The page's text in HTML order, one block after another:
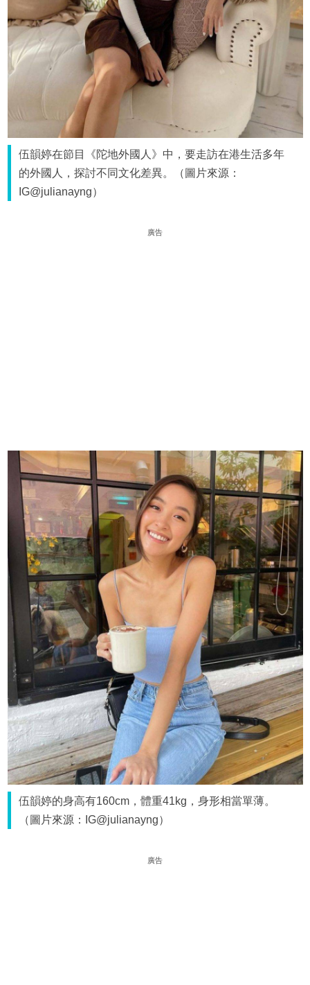
伍韻婷在節目《陀地外國人》中，要走訪在港生活多年
的外國人，探討不同文化差異。（圖片來源：
IG@julianayng）
廣告
伍韻婷的身高有160cm，體重41kg，身形相當單薄。
（圖片來源：IG@julianayng）
廣告